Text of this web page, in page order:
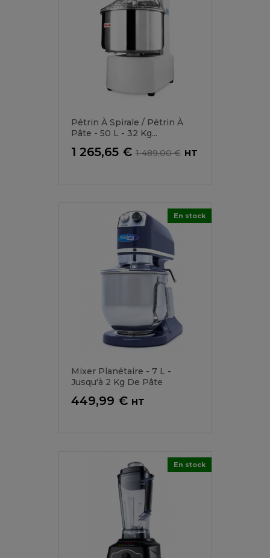
Pétrin À Spirale / Pétrin À
Pâte - 50 L - 32 Kg...
Prix
1 265,65 €Prix
1 489,00 € HT
Mixer Planétaire - 7 L -
Jusqu'à 2 Kg De Pâte
Prix
449,99 € HT
En stock
En stock